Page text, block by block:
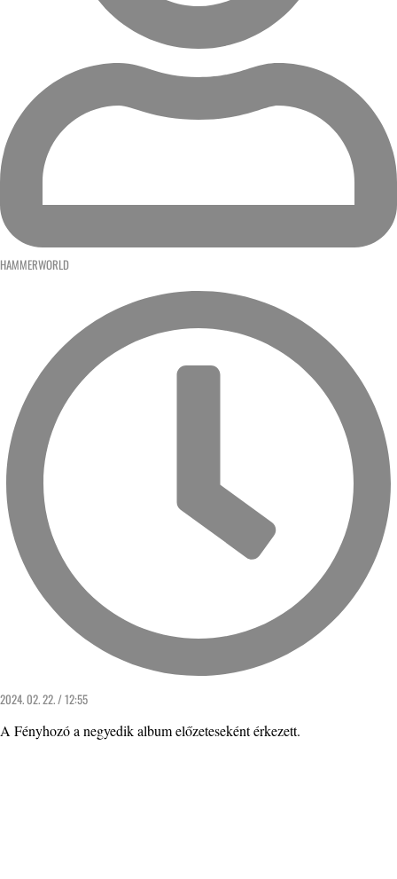
HAMMERWORLD
2024. 02. 22. / 12:55
A Fényhozó a negyedik album előzeteseként érkezett.